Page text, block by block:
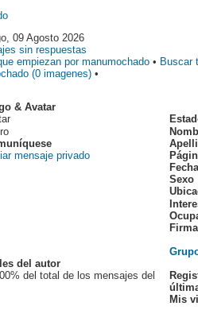
09 Agosto 2026
sin respuestas
empiezan por manumochado • Buscar
(0 imagenes) •
& Avatar
Sexo
Firma
del autor
del total de los mensajes del
Mis